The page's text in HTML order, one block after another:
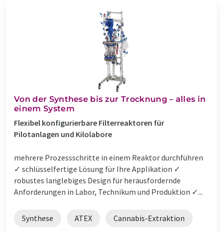
Von der Synthese bis zur Trocknung – alles in
einem System
Flexibel konfigurierbare Filterreaktoren für
Pilotanlagen und Kilolabore
mehrere Prozessschritte in einem Reaktor durchführen
✓ schlüsselfertige Lösung für Ihre Applikation ✓
robustes langlebiges Design für herausfordernde
Anforderungen in Labor, Technikum und Produktion ✓...
Synthese ATEX Cannabis-Extraktion